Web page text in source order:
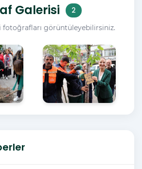
Galerisi 2
fotoğrafları görüntüleyebilirsiniz.